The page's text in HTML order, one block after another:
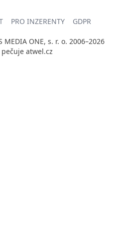
PRO INZERENTY GDPR
ONE, s. r. o. 2006–2026